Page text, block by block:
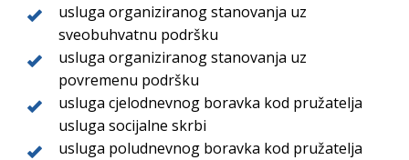
usluga organiziranog stanovanja uz
sveobuhvatnu podršku
usluga organiziranog stanovanja uz
povremenu podršku
usluga cjelodnevnog boravka kod pružatelja
usluga socijalne skrbi
usluga poludnevnog boravka kod pružatelja